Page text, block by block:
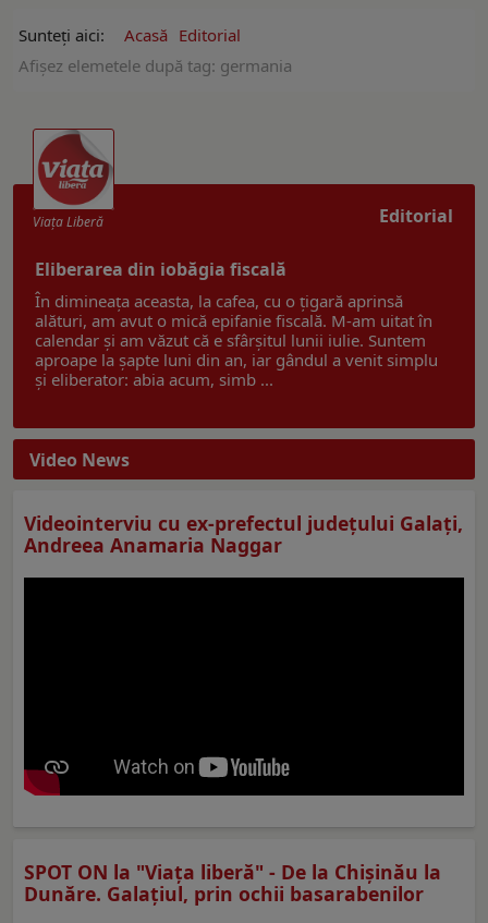
Sunteți aici: Acasă Editorial
Afişez elemetele după tag: germania
Editorial
Viaţa Liberă
Eliberarea din iobăgia fiscală
În dimineața aceasta, la cafea, cu o țigară aprinsă
alături, am avut o mică epifanie fiscală. M-am uitat în
calendar și am văzut că e sfârșitul lunii iulie. Suntem
aproape la șapte luni din an, iar gândul a venit simplu
și eliberator: abia acum, simb ...
Video News
Videointerviu cu ex-prefectul judeţului Galaţi,
Andreea Anamaria Naggar
SPOT ON la "Viaţa liberă" - De la Chișinău la
Dunăre. Galațiul, prin ochii basarabenilor